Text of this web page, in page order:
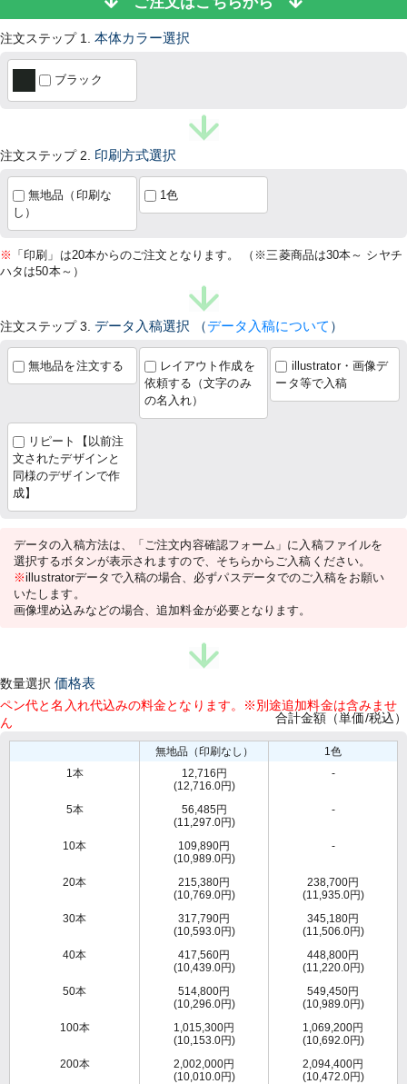
注文ステップ 1. 本体カラー選択
ブラック
注文ステップ 2. 印刷方式選択
無地品（印刷な
し）
1色
※ 「印刷」は20本からのご注文となります。 （※三菱商品は30本～ シヤチ
ハタは50本～）
注文ステップ 3. データ入稿選択 （データ入稿について ）
無地品を注文する
レイアウト作成を
依頼する（文字のみ
の名入れ）
illustrator・画像デ
ータ等で入稿
リピート【以前注
文されたデザインと
同様のデザインで作
成】
データの入稿方法は、「ご注文内容確認フォーム」に入稿ファイルを
選択するボタンが表示されますので、そちらからご入稿ください。
※illustratorデータで入稿の場合、必ずパスデータでのご入稿をお願い
いたします。
画像埋め込みなどの場合、追加料金が必要となります。
数量選択 価格表
ペン代と名入れ代込みの料金となります。※別途追加料金は含みませ
ん
合計金額（単価/税込）
無地品（印刷なし）
1色
1本
12,716円
(12,716.0円)
-
5本
56,485円
(11,297.0円)
-
10本
109,890円
(10,989.0円)
-
20本
215,380円
(10,769.0円)
238,700円
(11,935.0円)
30本
317,790円
(10,593.0円)
345,180円
(11,506.0円)
40本
417,560円
(10,439.0円)
448,800円
(11,220.0円)
50本
514,800円
(10,296.0円)
549,450円
(10,989.0円)
100本
1,015,300円
(10,153.0円)
1,069,200円
(10,692.0円)
200本
2,002,000円
(10,010.0円)
2,094,400円
(10,472.0円)